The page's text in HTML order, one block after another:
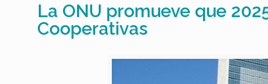
La ONU promueve que
Cooperativas